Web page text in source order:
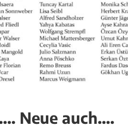
Neue auch….